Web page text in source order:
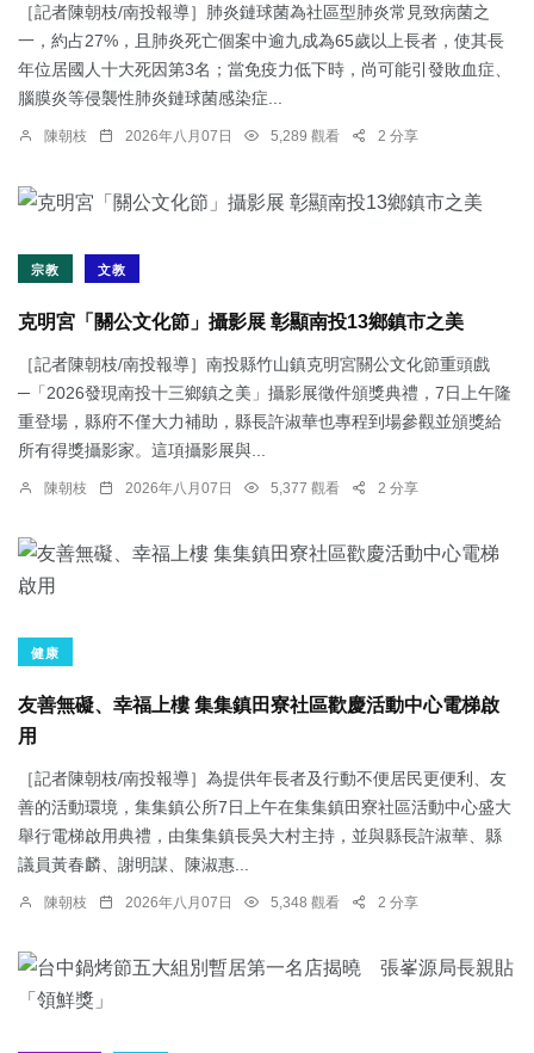
［記者陳朝枝/南投報導］肺炎鏈球菌為社區型肺炎常見致病菌之
一，約占27%，且肺炎死亡個案中逾九成為65歲以上長者，使其長
年位居國人十大死因第3名；當免疫力低下時，尚可能引發敗血症、
腦膜炎等侵襲性肺炎鏈球菌感染症...
陳朝枝 2026年八月07日 5,289 觀看 2 分享
宗教 文教
克明宮「關公文化節」攝影展 彰顯南投13鄉鎮市之美
［記者陳朝枝/南投報導］南投縣竹山鎮克明宮關公文化節重頭戲
─「2026發現南投十三鄉鎮之美」攝影展徵件頒獎典禮，7日上午隆
重登場，縣府不僅大力補助，縣長許淑華也專程到場參觀並頒獎給
所有得獎攝影家。這項攝影展與...
陳朝枝 2026年八月07日 5,377 觀看 2 分享
健康
友善無礙、幸福上樓 集集鎮田寮社區歡慶活動中心電梯啟
用
［記者陳朝枝/南投報導］為提供年長者及行動不便居民更便利、友
善的活動環境，集集鎮公所7日上午在集集鎮田寮社區活動中心盛大
舉行電梯啟用典禮，由集集鎮長吳大村主持，並與縣長許淑華、縣
議員黃春麟、謝明謀、陳淑惠...
陳朝枝 2026年八月07日 5,348 觀看 2 分享